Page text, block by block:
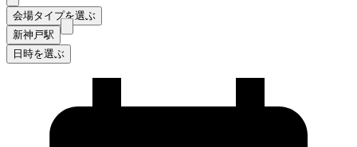
会場タイプを選ぶ
新神戸駅
日時を選ぶ